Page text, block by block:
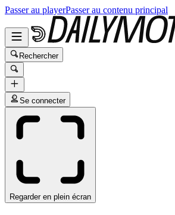
Passer au playerPasser au contenu principal
Rechercher
Se connecter
Regarder en plein écran